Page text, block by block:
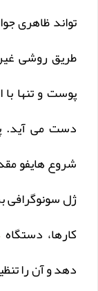
تواند ظاهری
طریق روشی
پوست و تنها
دست می آید.
شروع هایفو
ژل سونوگرافی
کارها، دستگاه